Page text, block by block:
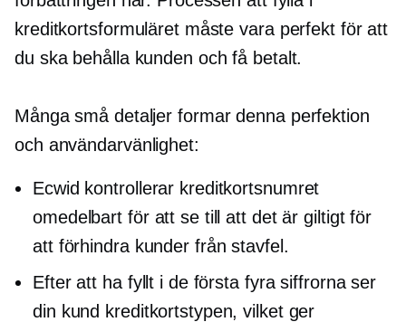
kreditkortsformuläret måste vara perfekt för att
du ska behålla kunden och få betalt.
Många små detaljer formar denna perfektion
och användarvänlighet:
Ecwid kontrollerar kreditkortsnumret
omedelbart för att se till att det är giltigt för
att förhindra kunder från stavfel.
Efter att ha fyllt i de första fyra siffrorna ser
din kund kreditkortstypen, vilket ger